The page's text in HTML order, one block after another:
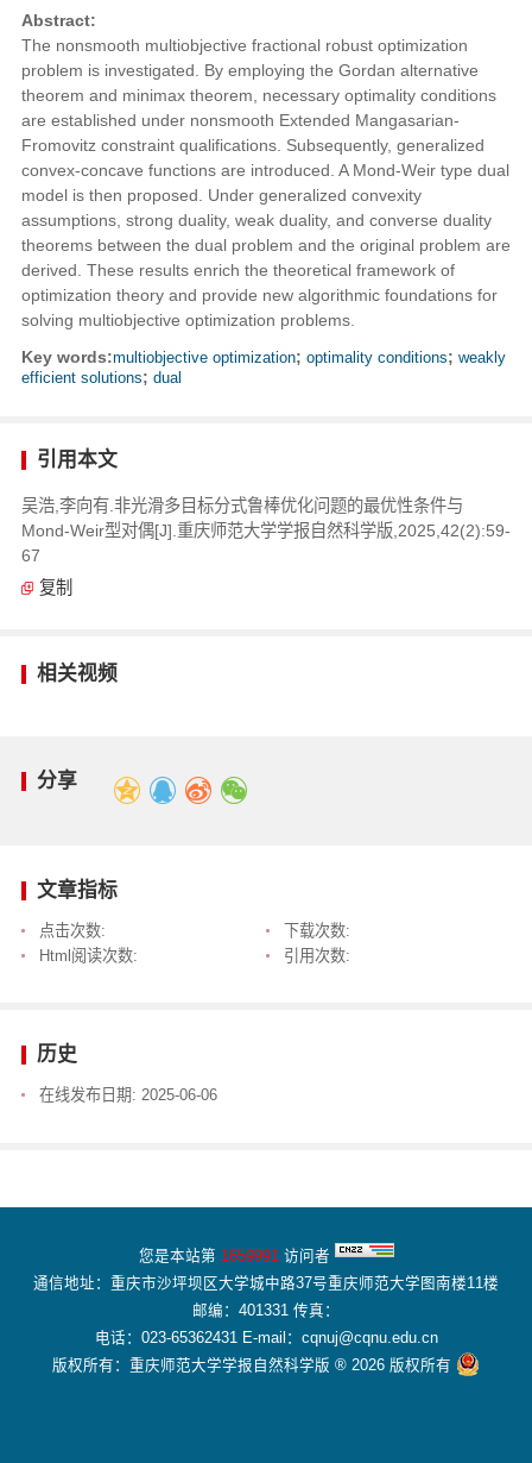
Abstract:
The nonsmooth multiobjective fractional robust optimization
problem is investigated. By employing the Gordan alternative
theorem and minimax theorem, necessary optimality conditions
are established under nonsmooth Extended Mangasarian-
Fromovitz constraint qualifications. Subsequently, generalized
convex-concave functions are introduced. A Mond-Weir type dual
model is then proposed. Under generalized convexity
assumptions, strong duality, weak duality, and converse duality
theorems between the dual problem and the original problem are
derived. These results enrich the theoretical framework of
optimization theory and provide new algorithmic foundations for
solving multiobjective optimization problems.
Key words:multiobjective optimization; optimality conditions; weakly
efficient solutions; dual
引用本文
吴浩,李向有.非光滑多目标分式鲁棒优化问题的最优性条件与
Mond-Weir型对偶[J].重庆师范大学学报自然科学版,2025,42(2):59-
67
复制
相关视频
分享
文章指标
点击次数:
下载次数:
Html阅读次数:
引用次数:
历史
在线发布日期: 2025-06-06
您是本站第 1659991 访问者
通信地址：重庆市沙坪坝区大学城中路37号重庆师范大学图南楼11楼
邮编：401331 传真：
电话：023-65362431 E-mail：cqnuj@cqnu.edu.cn
版权所有：重庆师范大学学报自然科学版 ® 2026 版权所有